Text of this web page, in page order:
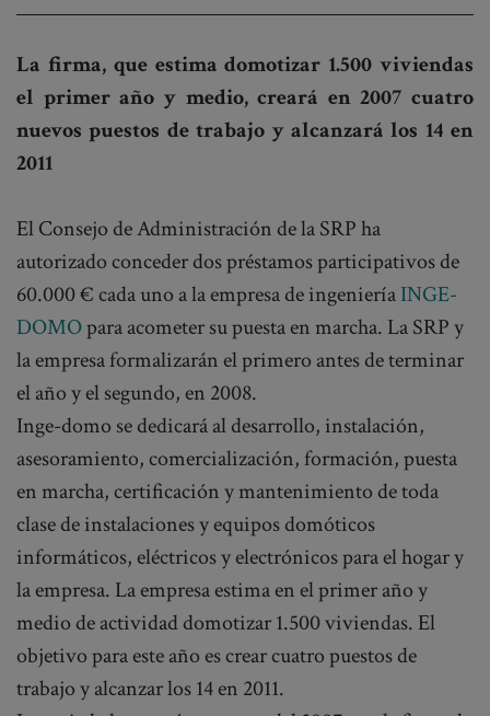
La firma, que estima domotizar 1.500 viviendas
el primer año y medio, creará en 2007 cuatro
nuevos puestos de trabajo y alcanzará los 14 en
2011
El Consejo de Administración de la SRP ha
autorizado conceder dos préstamos participativos de
60.000 € cada uno a la empresa de ingenieríaINGE-
DOMOpara acometer su puesta en marcha. La SRP y
la empresa formalizarán el primero antes de terminar
el año y el segundo, en 2008.
Inge-domo se dedicará al desarrollo, instalación,
asesoramiento, comercialización, formación, puesta
en marcha, certificación y mantenimiento de toda
clase de instalaciones y equipos domóticos
informáticos, eléctricos y electrónicos para el hogar y
la empresa. La empresa estima en el primer año y
medio de actividad domotizar 1.500 viviendas. El
objetivo para este año es crear cuatro puestos de
trabajo y alcanzar los 14 en 2011.